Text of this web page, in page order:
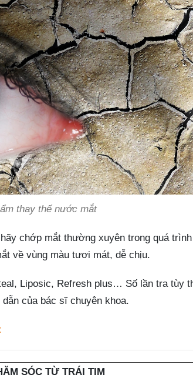
thay thế nước mắt
chớp mắt thường xuyên trong quá
về vùng màu tươi mát, dễ chịu.
Liposic, Refresh plus… Số lần tra tùy
của bác sĩ chuyên khoa.
SÓC TỪ TRÁI TIM